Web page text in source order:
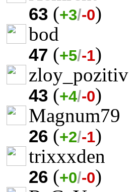
63 (+3/-0)
bod
47 (+5/-1)
zloy_pozitiv
43 (+4/-0)
Magnum79
26 (+2/-1)
trixxxden
26 (+0/-0)